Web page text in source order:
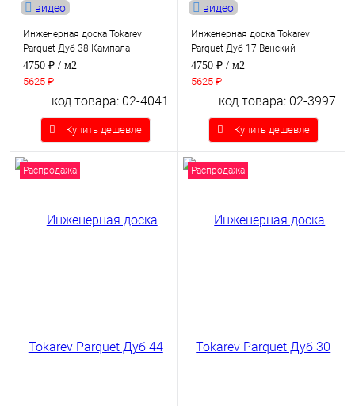
видео
Инженерная доска Tokarev
Parquet Дуб 38 Кампала
4750 ₽ / м2
5625 ₽
код товара: 02-4041
Купить дешевле
видео
Инженерная доска Tokarev
Parquet Дуб 17 Венский
4750 ₽ / м2
5625 ₽
код товара: 02-3997
Купить дешевле
Распродажа Распродажа